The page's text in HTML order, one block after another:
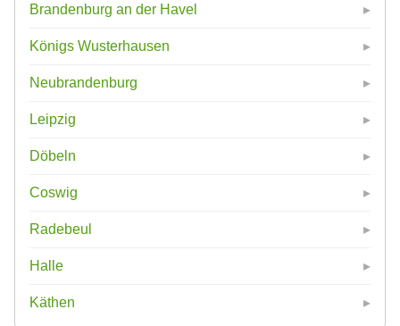
Brandenburg an der Havel
Königs Wusterhausen
Neubrandenburg
Leipzig
Döbeln
Coswig
Radebeul
Halle
Käthen